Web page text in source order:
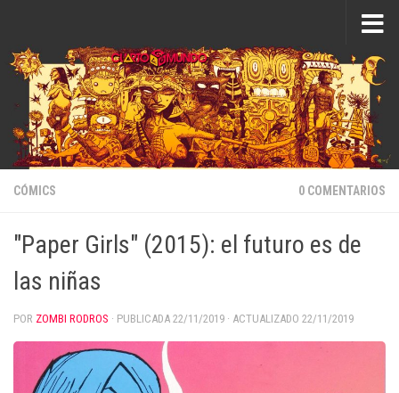
CÓMICS 0 COMENTARIOS
"Paper Girls" (2015): el futuro es de
las niñas
POR ZOMBI RODROS · PUBLICADA 22/11/2019 · ACTUALIZADO 22/11/2019